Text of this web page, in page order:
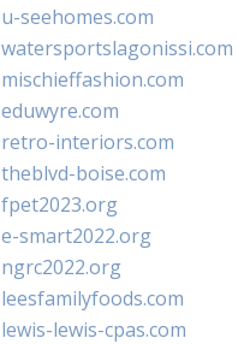
u-seehomes.com
watersportslagonissi.com
mischieffashion.com
eduwyre.com
retro-interiors.com
theblvd-boise.com
fpet2023.org
e-smart2022.org
ngrc2022.org
leesfamilyfoods.com
lewis-lewis-cpas.com